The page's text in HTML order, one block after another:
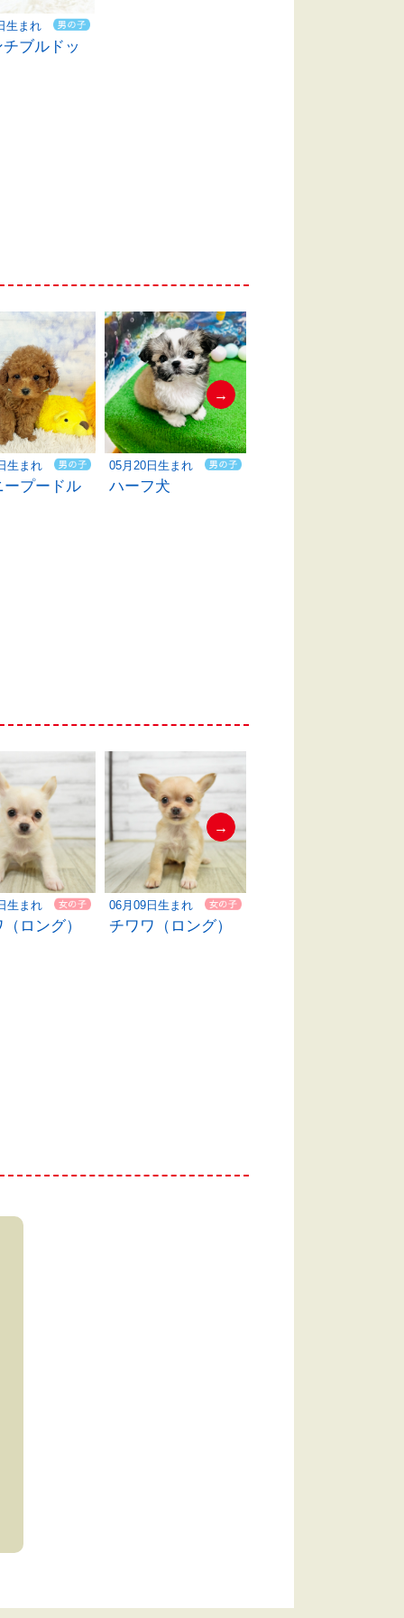
生まれ
ブルドッ
生まれ
ープードル
05月20日生まれ
ハーフ犬
→
生まれ
ロング）
06月09日生まれ
チワワ（ロング）
→